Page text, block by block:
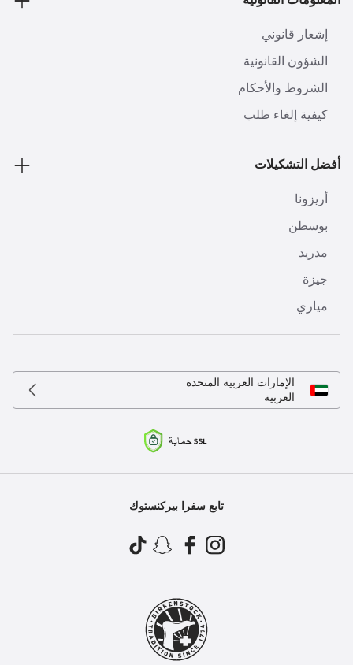
إشعار قانوني
الشؤون القانونية
الشروط والأحكام
كيفية إلغاء طلب
أفضل التشكيلات
أريزونا
بوسطن
مدريد
جيزة
مياري
الإمارات العربية المتحدة
العربية
تابع سفرا بيركنستوك